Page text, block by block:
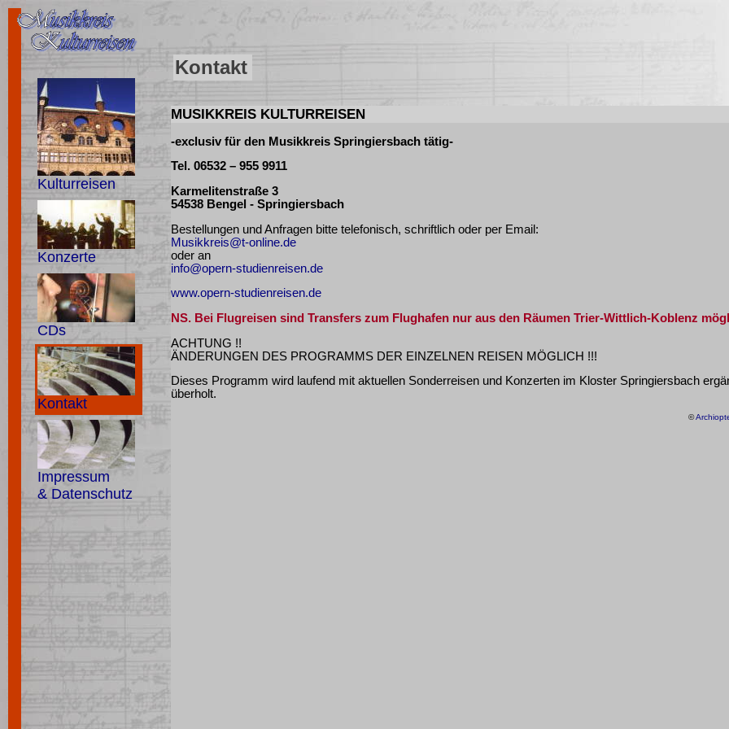
Kulturreisen
Konzerte
CDs
Kontakt
Impressum
& Datenschutz
Kontakt
MUSIKKREIS KULTURREISEN
-exclusiv für den Musikkreis Springiersbach tätig-
Tel. 06532 – 955 9911
Karmelitenstraße 3
54538 Bengel - Springiersbach
Bestellungen und Anfragen bitte telefonisch, schriftlich oder per Email:
Musikkreis@t-online.de
oder an
info@opern-studienreisen.de
www.opern-studienreisen.de
NS. Bei Flugreisen sind Transfers zum Flughafen nur aus den Räumen Trier-Wittlich-Koblenz
ACHTUNG !!
ÄNDERUNGEN DES PROGRAMMS DER EINZELNEN REISEN MÖGLICH !!!
Dieses Programm wird laufend mit aktuellen Sonderreisen und Konzerten im Kloster Springiersbach
überholt.
©